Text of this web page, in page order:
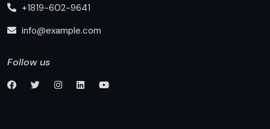
+1819-602-9641
info@example.com
Follow us